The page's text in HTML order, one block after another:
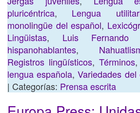
pluricéntrica, Lengua
monolingüe del español,
Lingüistas, Luis Fernando
hispanohablantes,
Registros lingüísticos, Términos,
lengua española,Variedades del
| Categorías: Prensa escrita